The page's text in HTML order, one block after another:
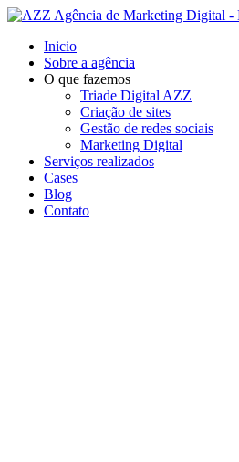
Ir
conteúdo
Inicio
Sobre a agência
O que fazemos
Triade Digital AZZ
Criação de sites
Gestão de redes sociais
Marketing Digital
Serviços realizados
Cases
Blog
Contato